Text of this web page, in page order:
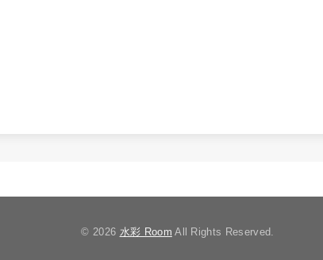
© 2026 水彩 Room All Rights Reserved.